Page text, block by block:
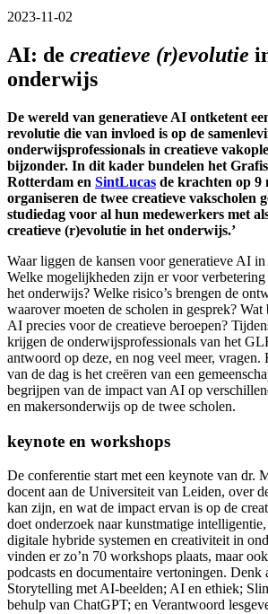
2023-11-02
AI: de creatieve (r)evolutie
onderwijs
De wereld van generatieve AI ontketent
revolutie die van invloed is op de
onderwijsprofessionals in creatieve
bijzonder. In dit kader bundelen het
Rotterdam en SintLucas de krachten op 9
organiseren de twee creatieve vakscholen
studiedag voor al hun medewerkers met
creatieve (r)evolutie in het onderwijs.’
Waar liggen de kansen voor generatieve AI
Welke mogelijkheden zijn er voor
het onderwijs? Welke risico’s brengen de
waarover moeten de scholen in gesprek? Wat
AI precies voor de creatieve beroepen?
krijgen de onderwijsprofessionals van het
antwoord op deze, en nog veel meer, vragen.
van de dag is het creëren van een
begrijpen van de impact van AI op
en makersonderwijs op de twee scholen.
keynote en workshops
De conferentie start met een keynote van dr.
docent aan de Universiteit van Leiden, over
kan zijn, en wat de impact ervan is op de
doet onderzoek naar kunstmatige
digitale hybride systemen en creativiteit in
vinden er zo’n 70 workshops plaats, maar
podcasts en documentaire vertoningen. Denk
Storytelling met AI-beelden; AI en ethiek;
behulp van ChatGPT; en Verantwoord